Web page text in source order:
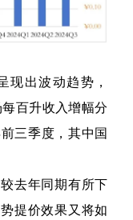
现出波动趋势，
百升收入增幅分
三季度，其中国
去年同期有所下
提价效果又将如